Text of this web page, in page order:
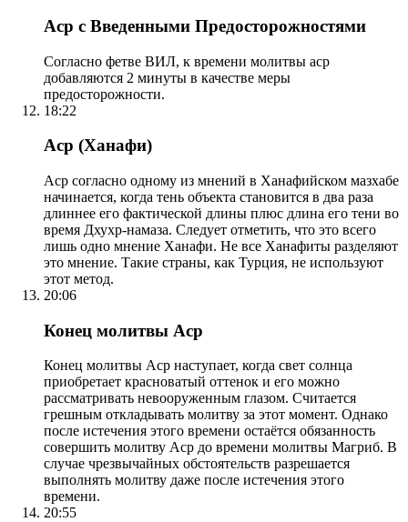
Аср с Введенными Предосторожностями
Согласно фетве ВИЛ, к времени молитвы аср
добавляются 2 минуты в качестве меры
предосторожности.
18:22
Аср (Ханафи)
Аср согласно одному из мнений в Ханафийском мазхабе
начинается, когда тень объекта становится в два раза
длиннее его фактической длины плюс длина его тени во
время Дхухр-намаза. Следует отметить, что это всего
лишь одно мнение Ханафи. Не все Ханафиты разделяют
это мнение. Такие страны, как Турция, не используют
этот метод.
20:06
Конец молитвы Аср
Конец молитвы Аср наступает, когда свет солнца
приобретает красноватый оттенок и его можно
рассматривать невооруженным глазом. Считается
грешным откладывать молитву за этот момент. Однако
после истечения этого времени остаётся обязанность
совершить молитву Аср до времени молитвы Магриб. В
случае чрезвычайных обстоятельств разрешается
выполнять молитву даже после истечения этого
времени.
20:55